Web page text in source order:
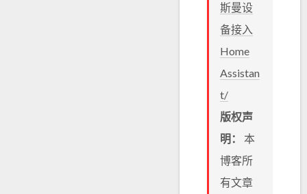
斯曼设
备接入
Home
Assistan
t/
版权声
明： 本
博客所
有文章